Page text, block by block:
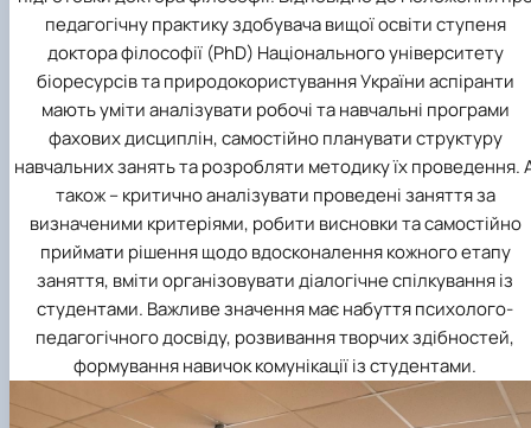
педагогічну практику здобувача вищої освіти ступеня
доктора філософії (PhD) Національного університету
біоресурсів та природокористування України аспіранти
мають уміти аналізувати робочі та навчальні програми
фахових дисциплін, самостійно планувати структуру
навчальних занять та розробляти методику їх проведення.
також – критично аналізувати проведені заняття за
визначеними критеріями, робити висновки та самостійно
приймати рішення щодо вдосконалення кожного етапу
заняття, вміти організовувати діалогічне спілкування із
студентами. Важливе значення має набуття психолого-
педагогічного досвіду, розвивання творчих здібностей,
формування навичок комунікації із студентами.